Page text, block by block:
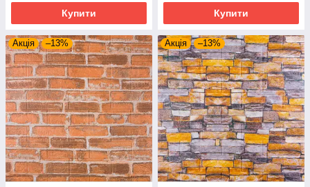
Купити Купити
Акція –13% Акція –13%